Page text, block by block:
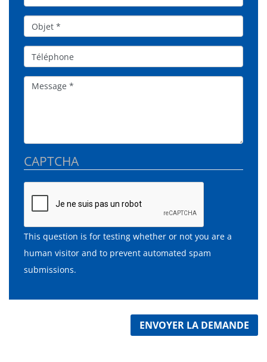
Objet*
Téléphone
Message
CAPTCHA
This question is for testing whether or not you are a
human visitor and to prevent automated spam
submissions.
ENVOYER LA DEMANDE